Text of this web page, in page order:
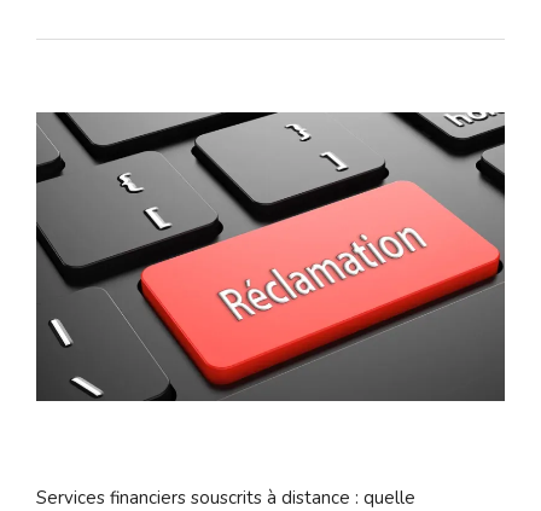
Services financiers souscrits à distance : quelle